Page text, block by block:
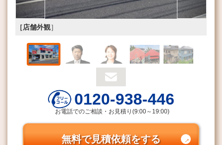
［店舗外観］
0120-938-446
お電話でのご相談・お見積り(9:00～19:00)
無料で見積依頼をする